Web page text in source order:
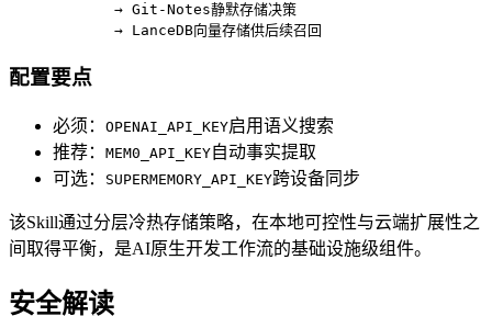
            → Git-Notes静默存储决策
            → LanceDB向量存储供后续召回
配置要点
必须： OPENAI_API_KEY启用语义搜索
推荐： MEM0_API_KEY自动事实提取
可选：
SUPERMEMORY_API_KEY跨设备同步
该Skill通过分层冷热存储策略，在本地可控性与云端扩展性之
间取得平衡，是AI原生开发工作流的基础设施级组件。
安全解读